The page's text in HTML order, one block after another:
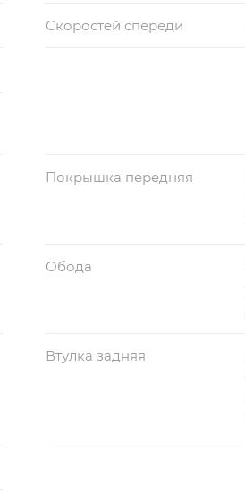
Скоростей спереди
Покрышка передняя
Обода
Втулка задняя